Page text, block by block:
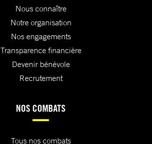
Nous connaître
Notre organisation
Nos engagements
Transparence financière
Devenir bénévole
Recrutement
NOS COMBATS
Tous nos combats